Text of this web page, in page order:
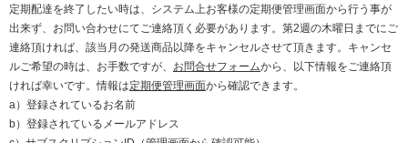
定期配達を終了したい時は、システム上お客様の定期便管理画面から行う事が
出来ず、お問い合わせにてご連絡頂く必要があります。第2週の木曜日までにご
連絡頂ければ、該当月の発送商品以降をキャンセルさせて頂きます。キャンセ
ルご希望の時は、お手数ですが、 お問合せフォームから、以下情報をご連絡頂
ければ幸いです。情報は定期便管理画面から確認できます。
a）登録されているお名前
b）登録されているメールアドレス